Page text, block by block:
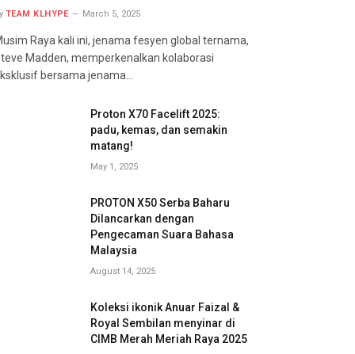
TEAM KLHYPE March 5, 2025
Raya kali ini, jenama fesyen global ternama,
Madden, memperkenalkan kolaborasi
bersama jenama…
Proton X70 Facelift 2025:
padu, kemas, dan semakin
matang!
May 1, 2025
PROTON X50 Serba Baharu
Dilancarkan dengan
Pengecaman Suara Bahasa
Malaysia
August 14, 2025
Koleksi ikonik Anuar Faizal &
Royal Sembilan menyinar di
CIMB Merah Meriah Raya 2025